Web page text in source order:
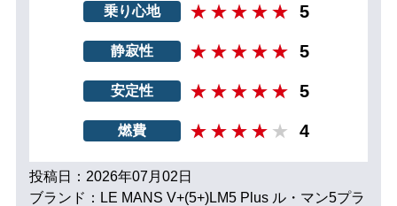
乗り心地 5
静寂性 5
安定性 5
燃費 4
投稿日：2026年07月02日
ブランド：LE MANS V+(5+)LM5 Plus ル・マン5プラ